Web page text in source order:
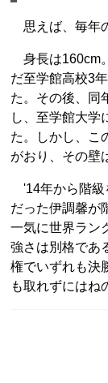
思えば、毎年
身長は160cm
だ至学館高校3
た。その後、同
し、至学館大学
た。しかし、こ
がおり、その壁
'14年から階級
だった伊調馨が
一気に世界ラン
強さは別格であ
権でいずれも決
も取れずにはね